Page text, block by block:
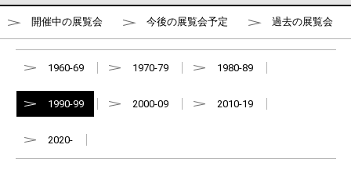
開催中の展覧会 今後の展覧会予定 過去の展覧会
1960-69 1970-79 1980-89
1990-99 2000-09 2010-19
2020-